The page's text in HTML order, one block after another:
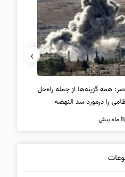
همه گزینه‌ها از جمله راه‌حل
را درمورد سد النهضه
می‌کنیم
8 ماه پیش
›